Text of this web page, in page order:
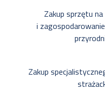
Zakup sprzętu
i
Zakup